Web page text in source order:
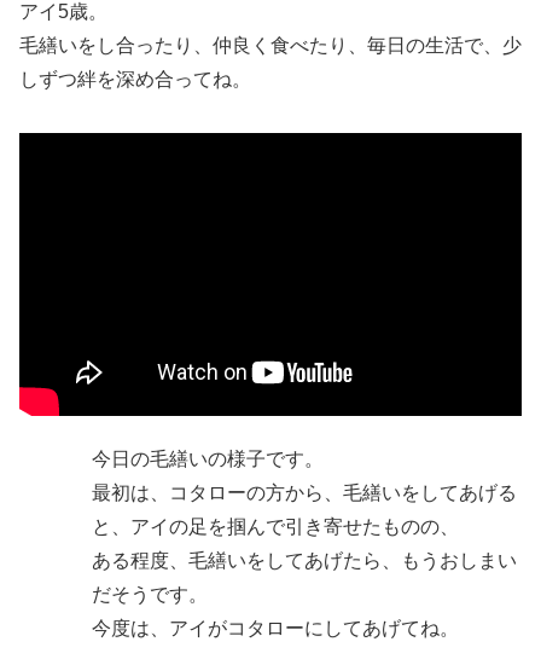
アイ5歳。
毛繕いをし合ったり、仲良く食べたり、毎日の生活で、少
しずつ絆を深め合ってね。
今日の毛繕いの様子です。
最初は、コタローの方から、毛繕いをしてあげる
と、アイの足を掴んで引き寄せたものの、
ある程度、毛繕いをしてあげたら、もうおしまい
だそうです。
今度は、アイがコタローにしてあげてね。